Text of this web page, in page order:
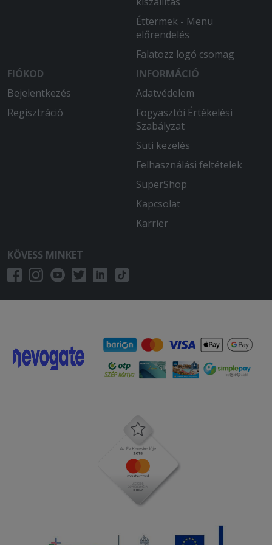
pizzára. A másik a pizza nem volt meleg,
sőt helyenként kifelyezetten hideg
volt. Így az ár érték aránya nagyon
2025-10-24 - Krisztina:
Az étel rendben volt , viszont 2,5 óra
kicsit sok. 2 óra után odatelefonáltam,
de mèg csak egy -elnézést nagyon
sokan vannak- .. sem érkezett. Még én
éreztem magam kellemetlenül , hogy
tejfölös uborkasaláta, az
csemegeuborkából készült, és nem
kigyóuborkából, de így is finom volt.
Pont a gyors kiszállításért és a jófej
2025-09-08 - János:
Fincsi volt....
2025-08-25 - Zsuzsanna:
Kértem, hogy csípős szósszal küldjék a
gyros tálat és megint nem azzal
Éttermek - Menü
előrendelés
Falatozz logó csomag
FIÓKOD
Bejelentkezés
Regisztráció
INFORMÁCIÓ
Adatvédelem
Fogyasztói Értékelési
Szabályzat
Süti kezelés
Felhasználási feltételek
SuperShop
Kapcsolat
Karrier
KÖVESS MINKET